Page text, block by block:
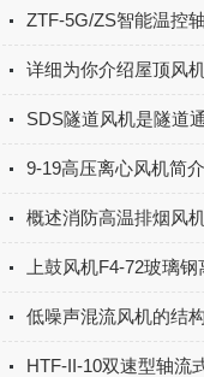
9-19高压离心风机简介